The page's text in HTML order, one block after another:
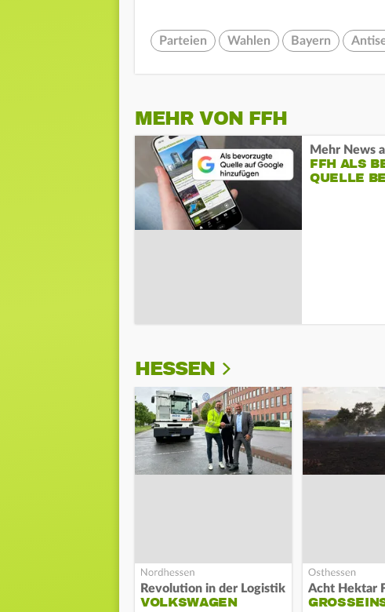
Parteien Wahlen Bayern
MEHR VON FFH
Mehr News
FFH ALS
QUELLE
HESSEN
Revolution in der Logistik
VOLKSWAGEN